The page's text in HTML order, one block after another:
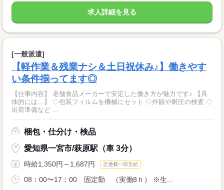
求人詳細を見る
[一般派遣]
【軽作業＆残業ナシ＆土日祝休み♪】働きやす
い条件揃ってます◎
【仕事内容】 老舗食品メーカーで安定した働き方が魅力です♪ 【具
体的には…】 ◇包装フィルムを機械にセット ◇外観や耐圧の検査 ◇
梱包・仕分け・検品
愛知県一宮市/萩原駅（車 3分）
時給1,350円～1,687円 交通費一部支給
08：00〜17：00 固定勤 （実働8ｈ） ※生...